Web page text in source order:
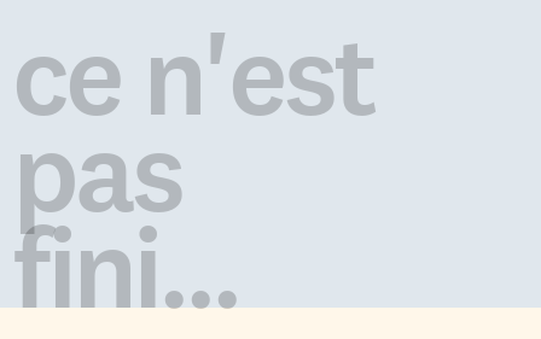
réfugient dans d’autres pays.
Face à cette vague d’émigration
à l’ampleur et à la rapidité
inédite, le gouvernement
nouvelle […]
ce n'est
pas
fini...